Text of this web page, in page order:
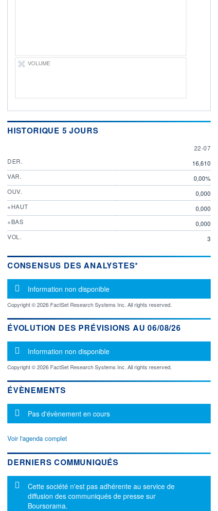
VOLUME
HISTORIQUE 5 JOURS
22 JULY
22-07
DER.
16,610
VAR.
0,00%
OUV.
0,000
+HAUT
0,000
+BAS
0,000
VOL.
3
CONSENSUS DES ANALYSTES*
Message d'information
Information non disponible
Copyright © 2026 FactSet Research Systems Inc. All rights reserved.
ÉVOLUTION DES PRÉVISIONS AU 06/08/26
Message d'information
Information non disponible
Copyright © 2026 FactSet Research Systems Inc. All rights reserved.
ÉVÈNEMENTS
Message d'information
Pas d'évènement en cours
Voir l'agenda complet
DERNIERS COMMUNIQUÉS
Message d'information
Cette société n'est pas adhérente au service de
diffusion des communiqués de presse sur
Boursorama.